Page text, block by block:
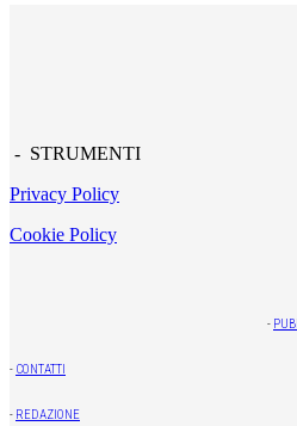
- STRUMENTI
Privacy Policy
Cookie Policy
-
- CONTATTI
- REDAZIONE